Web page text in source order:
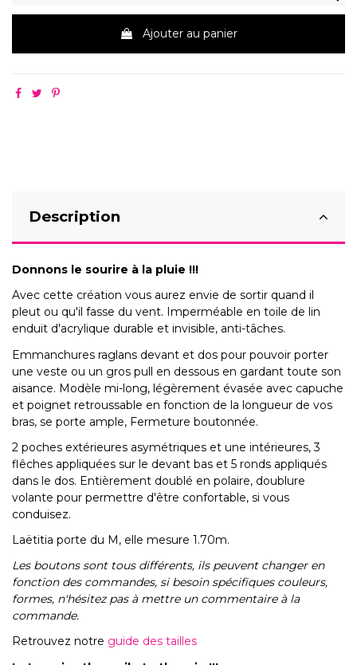
Ajouter au panier
Description
Donnons le sourire à la pluie !!!
Avec cette création vous aurez envie de sortir quand il
pleut ou qu'il fasse du vent. Imperméable en toile de lin
enduit d'acrylique durable et invisible, anti-tâches.
Emmanchures raglans devant et dos pour pouvoir porter
une veste ou un gros pull en dessous en gardant toute son
aisance. Modèle mi-long, légèrement évasée avec capuche
et poignet retroussable en fonction de la longueur de vos
bras, se porte ample, Fermeture boutonnée.
2 poches extérieures asymétriques et une intérieures, 3
flêches appliquées sur le devant bas et 5 ronds appliqués
dans le dos. Entièrement doublé en polaire, doublure
volante pour permettre d'être confortable, si vous
conduisez.
Laëtitia porte du M, elle mesure 1.70m.
Les boutons sont tous différents, ils peuvent changer en
fonction des commandes, si besoin spécifiques couleurs,
formes, n'hésitez pas à mettre un commentaire à la
commande.
Retrouvez notre guide des tailles